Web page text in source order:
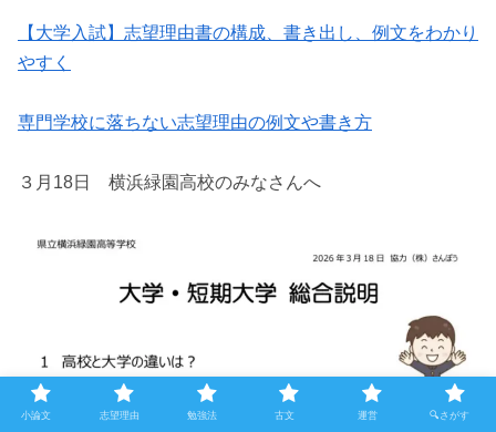
【大学入試】志望理由書の構成、書き出し、例文をわかり
やすく
専門学校に落ちない志望理由の例文や書き方
３月18日 横浜緑園高校のみなさんへ
小論文 志望理由 勉強法 古文 運営 🔍さがす